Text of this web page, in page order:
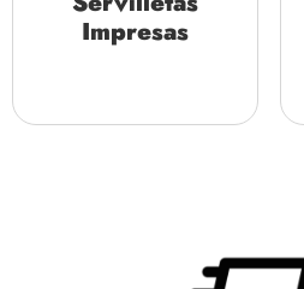
Impresas